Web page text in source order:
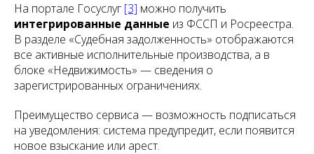
На портале Госуслуг [3] можно получить
интегрированные данные из ФССП и Росреестра.
В разделе «Судебная задолженность» отображаются
все активные исполнительные производства, а в
блоке «Недвижимость» — сведения о
зарегистрированных ограничениях.
Преимущество сервиса — возможность подписаться
на уведомления: система предупредит, если появится
новое взыскание или арест.